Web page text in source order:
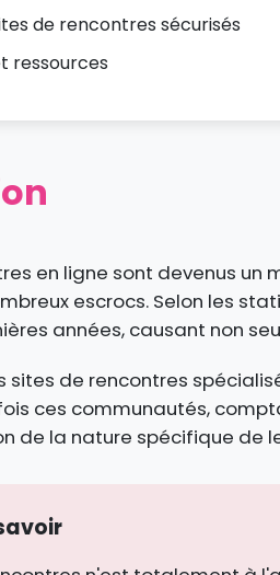
de rencontres sécurisés
ressources
en ligne sont devenus
escrocs. Selon les
années, causant non
sites de rencontres
ces communautés,
de la nature spécifique de